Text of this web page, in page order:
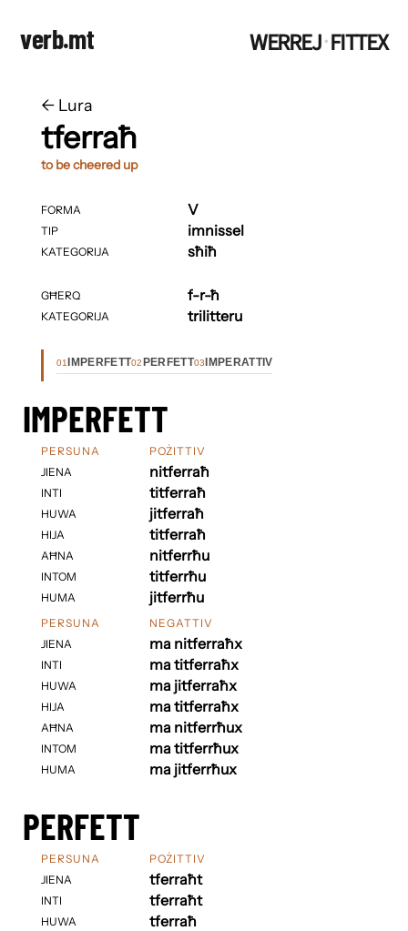
verb.mt WERREJ·FITTEX
← ​​Lura
tferraħ
to be cheered up
FORMA
TIP
KATEGORIJA
GĦERQ
KATEGORIJA
V
imnissel
sħiħ
f-r-ħ
trilitteru
01 IMPERFETT02 PERFETT03 IMPERATTIV
IMPERFETT
PERSUNA
JIENA
INTI
HUWA
HIJA
AĦNA
INTOM
HUMA
POŻITTIV
nitferraħ
titferraħ
jitferraħ
titferraħ
nitferrħu
titferrħu
jitferrħu
PERSUNA
JIENA
INTI
HUWA
HIJA
AĦNA
INTOM
HUMA
NEGATTIV
ma nitferraħx
ma titferraħx
ma jitferraħx
ma titferraħx
ma nitferrħux
ma titferrħux
ma jitferrħux
PERFETT
PERSUNA
JIENA
INTI
HUWA
POŻITTIV
tferraħt
tferraħt
tferraħ